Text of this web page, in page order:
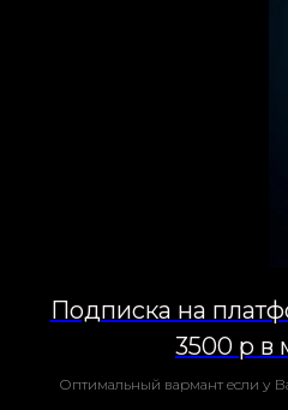
Подписка на
3500 р в
Оптимальный вармант если у